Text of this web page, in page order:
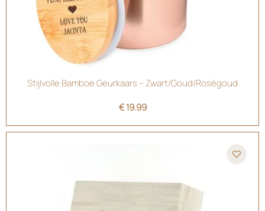
Stijlvolle Bamboe Geurkaars – Zwart/Goud/Roségoud
€19.99